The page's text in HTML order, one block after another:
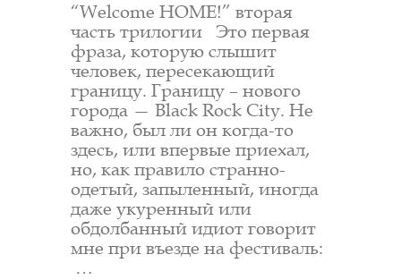
“Welcome HOME!” вторая
часть трилогии Это первая
фраза, которую слышит
человек, пересекающий
границу. Границу – нового
города — Black Rock City. Не
важно, был ли он когда-то
здесь, или впервые приехал,
но, как правило странно-
одетый, запыленный, иногда
даже укуренный или
обдолбанный идиот говорит
мне при въезде на фестиваль:
…